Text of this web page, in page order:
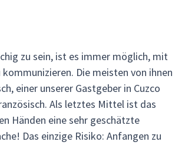
zu sein, ist es immer möglich, mit
kommunizieren. Die meisten von ihnen
einer unserer Gastgeber in Cuzco
Als letztes Mittel ist das
Händen eine sehr geschätzte
Das einzige Risiko: Anfangen zu